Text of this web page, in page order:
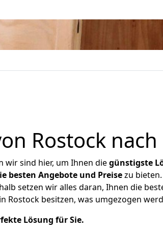
Rostock nach
wir sind hier, um Ihnen diegünstigste
besten Angebote und Preisezu bieten.
setzen wir alles daran, Ihnen die
Rostock besitzen, was umgezogen
Lösung für Sie.